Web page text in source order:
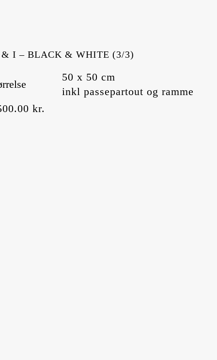
I – BLACK & WHITE (3/3)
50 x 50 cm
inkl passepartout og ramme
kr.